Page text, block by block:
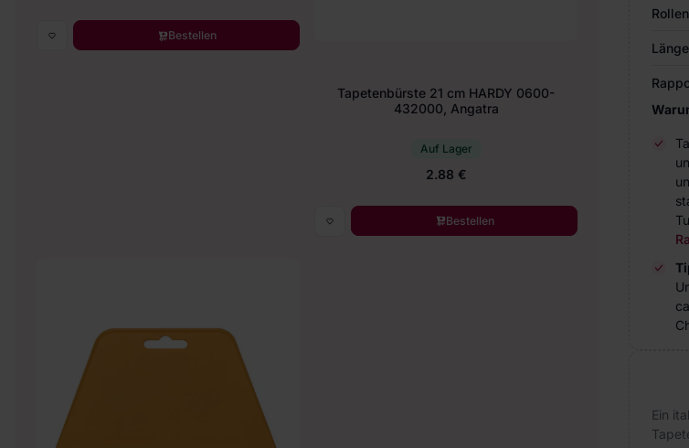
Ein
Bestellen
Tapetenbürste 21 cm HARDY 0600-
432000, Angatra
Auf Lager
2.88 €
Bestellen